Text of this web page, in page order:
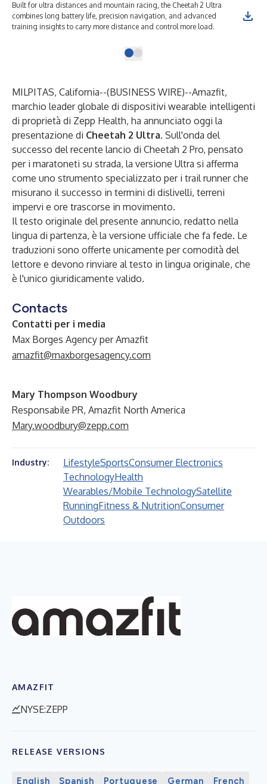
Built for ultra distances and mountain racing, the Cheetah 2 Ultra
combines long battery life, precision navigation, and advanced
training insights to carry more distance and control more load.
MILPITAS, California--(BUSINESS WIRE)--Amazfit,
marchio leader globale di dispositivi wearable intelligenti
di proprietà di Zepp Health, ha annunciato oggi la
presentazione di Cheetah 2 Ultra. Sull'onda del
successo del recente lancio di Cheetah 2 Pro, pensato
per i maratoneti su strada, la versione Ultra si afferma
come uno strumento specializzato per i trail runner che
misurano il successo in termini di dislivelli, terreni
impervi e ore trascorse in movimento.
Il testo originale del presente annuncio, redatto nella
lingua di partenza, è la versione ufficiale che fa fede. Le
traduzioni sono offerte unicamente per comodità del
lettore e devono rinviare al testo in lingua originale, che
è l'unico giuridicamente valido.
Contacts
Contatti per i media
Max Borges Agency per Amazfit
amazfit@maxborgesagency.com
Mary Thompson Woodbury
Responsabile PR, Amazfit North America
Mary.woodbury@zepp.com
Industry: LifestyleSportsConsumer Electronics
TechnologyHealth
Wearables/Mobile TechnologySatellite
RunningFitness & NutritionConsumer
Outdoors
AMAZFIT
NYSE:ZEPP
RELEASE VERSIONS
English Spanish Portuguese German French